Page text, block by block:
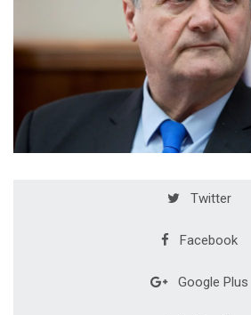
Twitter
Facebook
Google Plus